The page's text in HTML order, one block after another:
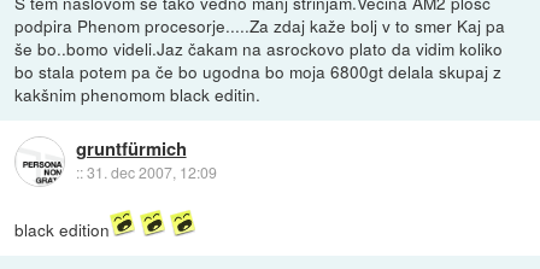
podpira Phenom procesorje.....Za zdaj kaže bolj v to smer Kaj pa
še bo..bomo videli.Jaz čakam na asrockovo plato da vidim koliko
bo stala potem pa če bo ugodna bo moja 6800gt delala skupaj z
kakšnim phenomom black editin.
gruntfürmich
::31. dec 2007, 12:09
black edition